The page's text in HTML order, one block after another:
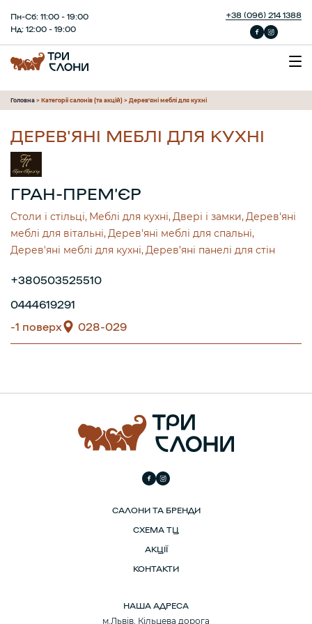
Пн-Сб: 11:00 - 19:00
Нд: 12:00 - 19:00
+38 (096) 214 1388
Головна > Категорії салонів (та акцій) > Дерев'яні меблі для кухні
ДЕРЕВ'ЯНІ МЕБЛІ ДЛЯ КУХНІ
ГРАН-ПРЕМ’ЄР
Столи і стільці Меблі для кухні Двері і замки Дерев'яні
меблі для вітальні Дерев'яні меблі для спальні
Дерев'яні меблі для кухні Дерев’яні панелі для стін
+380503525510
0444619291
-1 поверх
028-029
САЛОНИ ТА БРЕНДИ
СХЕМА ТЦ
АКЦІЇ
КОНТАКТИ
НАША АДРЕСА
м.Львів, Кільцева дорога